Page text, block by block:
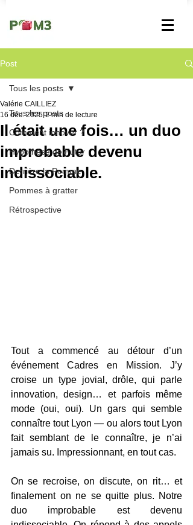
Post
Tous les posts
Comment innover ?
Hypothèse de Futur
Derrière la Pomme
Pommes à gratter
Rétrospective
Tous les posts
Il était une fois… un duo
improbable devenu
indissociable.
Valérie CAILLIEZ
16 déc. 2025 2 min de lecture
Tout a commencé au détour d’un
événement Cadres en Mission. J’y
croise un type jovial, drôle, qui parle
innovation, design… et parfois même
mode (oui, oui). Un gars qui semble
connaître tout Lyon — ou alors tout Lyon
fait semblant de le connaître, je n’ai
jamais su. Impressionnant, en tout cas.
On se recroise, on discute, on rit… et
finalement on ne se quitte plus. Notre
duo improbable est devenu